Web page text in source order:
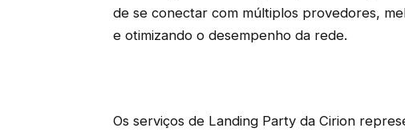
de se conectar com múltiplos provedores,
e otimizando o desempenho da rede.
Os serviços de Landing Party da Cirion